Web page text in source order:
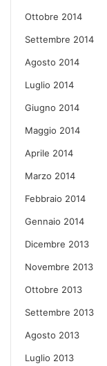
Ottobre 2014
Settembre 2014
Agosto 2014
Luglio 2014
Giugno 2014
Maggio 2014
Aprile 2014
Marzo 2014
Febbraio 2014
Gennaio 2014
Dicembre 2013
Novembre 2013
Ottobre 2013
Settembre 2013
Agosto 2013
Luglio 2013